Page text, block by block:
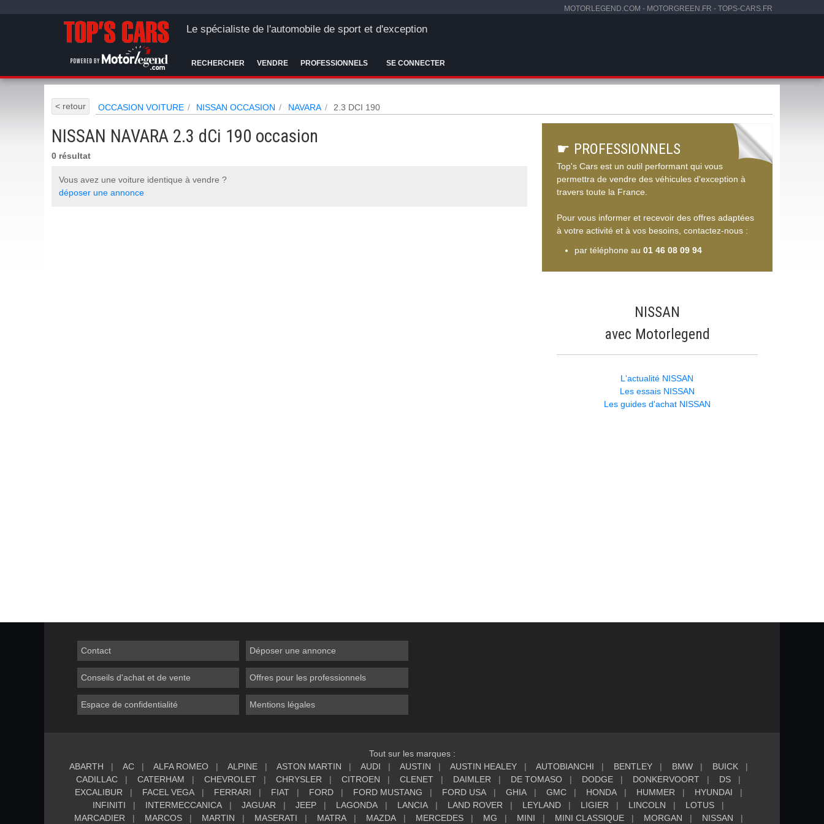
MOTORLEGEND.COM - MOTORGREEN.FR - TOPS-CARS.FR
Le spécialiste de l'automobile de sport et d'exception
RECHERCHER VENDRE PROFESSIONNELS SE CONNECTER
< retour OCCASION VOITURE NISSAN OCCASION NAVARA 2.3 DCI 190
NISSAN NAVARA 2.3 dCi 190 occasion
0 résultat
Vous avez une voiture identique à vendre ?
déposer une annonce
☛ PROFESSIONNELS
Top's Cars est un outil performant qui vous
permettra de vendre des véhicules d'exception à
travers toute la France.
Pour vous informer et recevoir des offres adaptées
à votre activité et à vos besoins, contactez-nous :
par téléphone au 01 46 08 09 94
NISSAN
avec Motorlegend
L'actualité NISSAN
Les essais NISSAN
Les guides d'achat NISSAN
Contact Déposer une annonce
Conseils d'achat et de vente Offres pour les professionnels
Espace de confidentialité Mentions légales
Tout sur les marques :
ABARTH
AC ALFA ROMEO ALPINE ASTON MARTIN AUDI AUSTIN AUSTIN HEALEY AUTOBIANCHI BENTLEY BMW
BUICK
CADILLAC
CATERHAM CHEVROLET CHRYSLER CITROEN CLENET DAIMLER DE TOMASO DODGE DONKERVOORT
DS
EXCALIBUR
FACEL VEGA FERRARI FIAT FORD FORD MUSTANG FORD USA GHIA GMC HONDA HUMMER
HYUNDAI
INFINITI
INTERMECCANICA JAGUAR JEEP LAGONDA LANCIA LAND ROVER LEYLAND LIGIER LINCOLN
LOTUS
MARCADIER
MARCOS MARTIN MASERATI MATRA MAZDA MERCEDES MG MINI MINI CLASSIQUE MORGAN NISSAN